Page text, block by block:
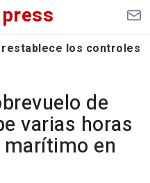
press
restablece los
de
varias horas
en